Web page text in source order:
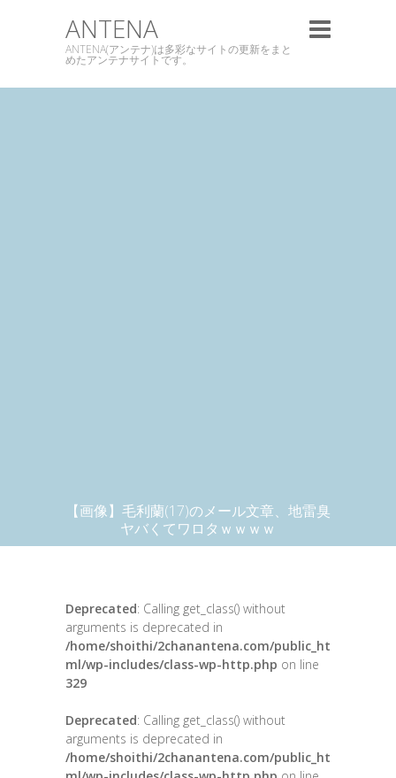
ANTENA
ANTENA(アンテナ)は多彩なサイトの更新をまと
めたアンテナサイトです。
【画像】毛利蘭(17)のメール文章、地雷臭
ヤバくてワロタｗｗｗｗ
Deprecated: Calling get_class() without
arguments is deprecated in
/home/shoithi/2chanantena.com/public_ht
ml/wp-includes/class-wp-http.php on line
329
Deprecated: Calling get_class() without
arguments is deprecated in
/home/shoithi/2chanantena.com/public_ht